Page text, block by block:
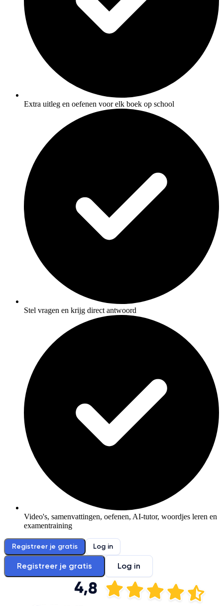
Extra uitleg en oefenen voor elk boek op school
Stel vragen en krijg direct antwoord
Video's, samenvattingen, oefenen, AI-tutor, woordjes leren en
examentraining
Registreer je gratis Log in
Registreer je gratis Log in